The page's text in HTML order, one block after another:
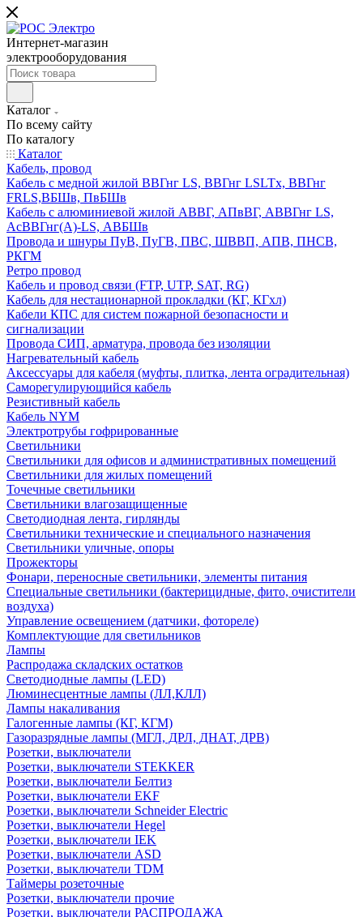
Интернет-магазин
электрооборудования
Каталог
По всему сайту
По каталогу
Каталог
Кабель, провод
Кабель с медной жилой ВВГнг LS, ВВГнг LSLTx, ВВГнг
FRLS,ВБШв, ПвБШв
Кабель с алюминиевой жилой АВВГ, АПвВГ, АВВГнг LS,
АсВВГнг(А)-LS, АВБШв
Провода и шнуры ПуВ, ПуГВ, ПВС, ШВВП, АПВ, ПНСВ,
РКГМ
Ретро провод
Кабель и провод связи (FTP, UTP, SAT, RG)
Кабель для нестационарной прокладки (КГ, КГхл)
Кабели КПС для систем пожарной безопасности и
сигнализации
Провода СИП, арматура, провода без изоляции
Нагревательный кабель
Аксессуары для кабеля (муфты, плитка, лента оградительная)
Саморегулирующийся кабель
Резистивный кабель
Кабель NYM
Электротрубы гофрированные
Светильники
Светильники для офисов и административных помещений
Светильники для жилых помещений
Точечные светильники
Светильники влагозащищенные
Светодиодная лента, гирлянды
Светильники технические и специального назначения
Светильники уличные, опоры
Прожекторы
Фонари, переносные светильники, элементы питания
Специальные светильники (бактерицидные, фито, очистители
воздуха)
Управление освещением (датчики, фотореле)
Комплектующие для светильников
Лампы
Распродажа складских остатков
Светодиодные лампы (LED)
Люминесцентные лампы (ЛЛ,КЛЛ)
Лампы накаливания
Галогенные лампы (КГ, КГМ)
Газоразрядные лампы (МГЛ, ДРЛ, ДНАТ, ДРВ)
Розетки, выключатели
Розетки, выключатели STEKKER
Розетки, выключатели Белтиз
Розетки, выключатели EKF
Розетки, выключатели Schneider Electric
Розетки, выключатели Hegel
Розетки, выключатели IEK
Розетки, выключатели ASD
Розетки, выключатели TDM
Таймеры розеточные
Розетки, выключатели прочие
Розетки, выключатели РАСПРОДАЖА